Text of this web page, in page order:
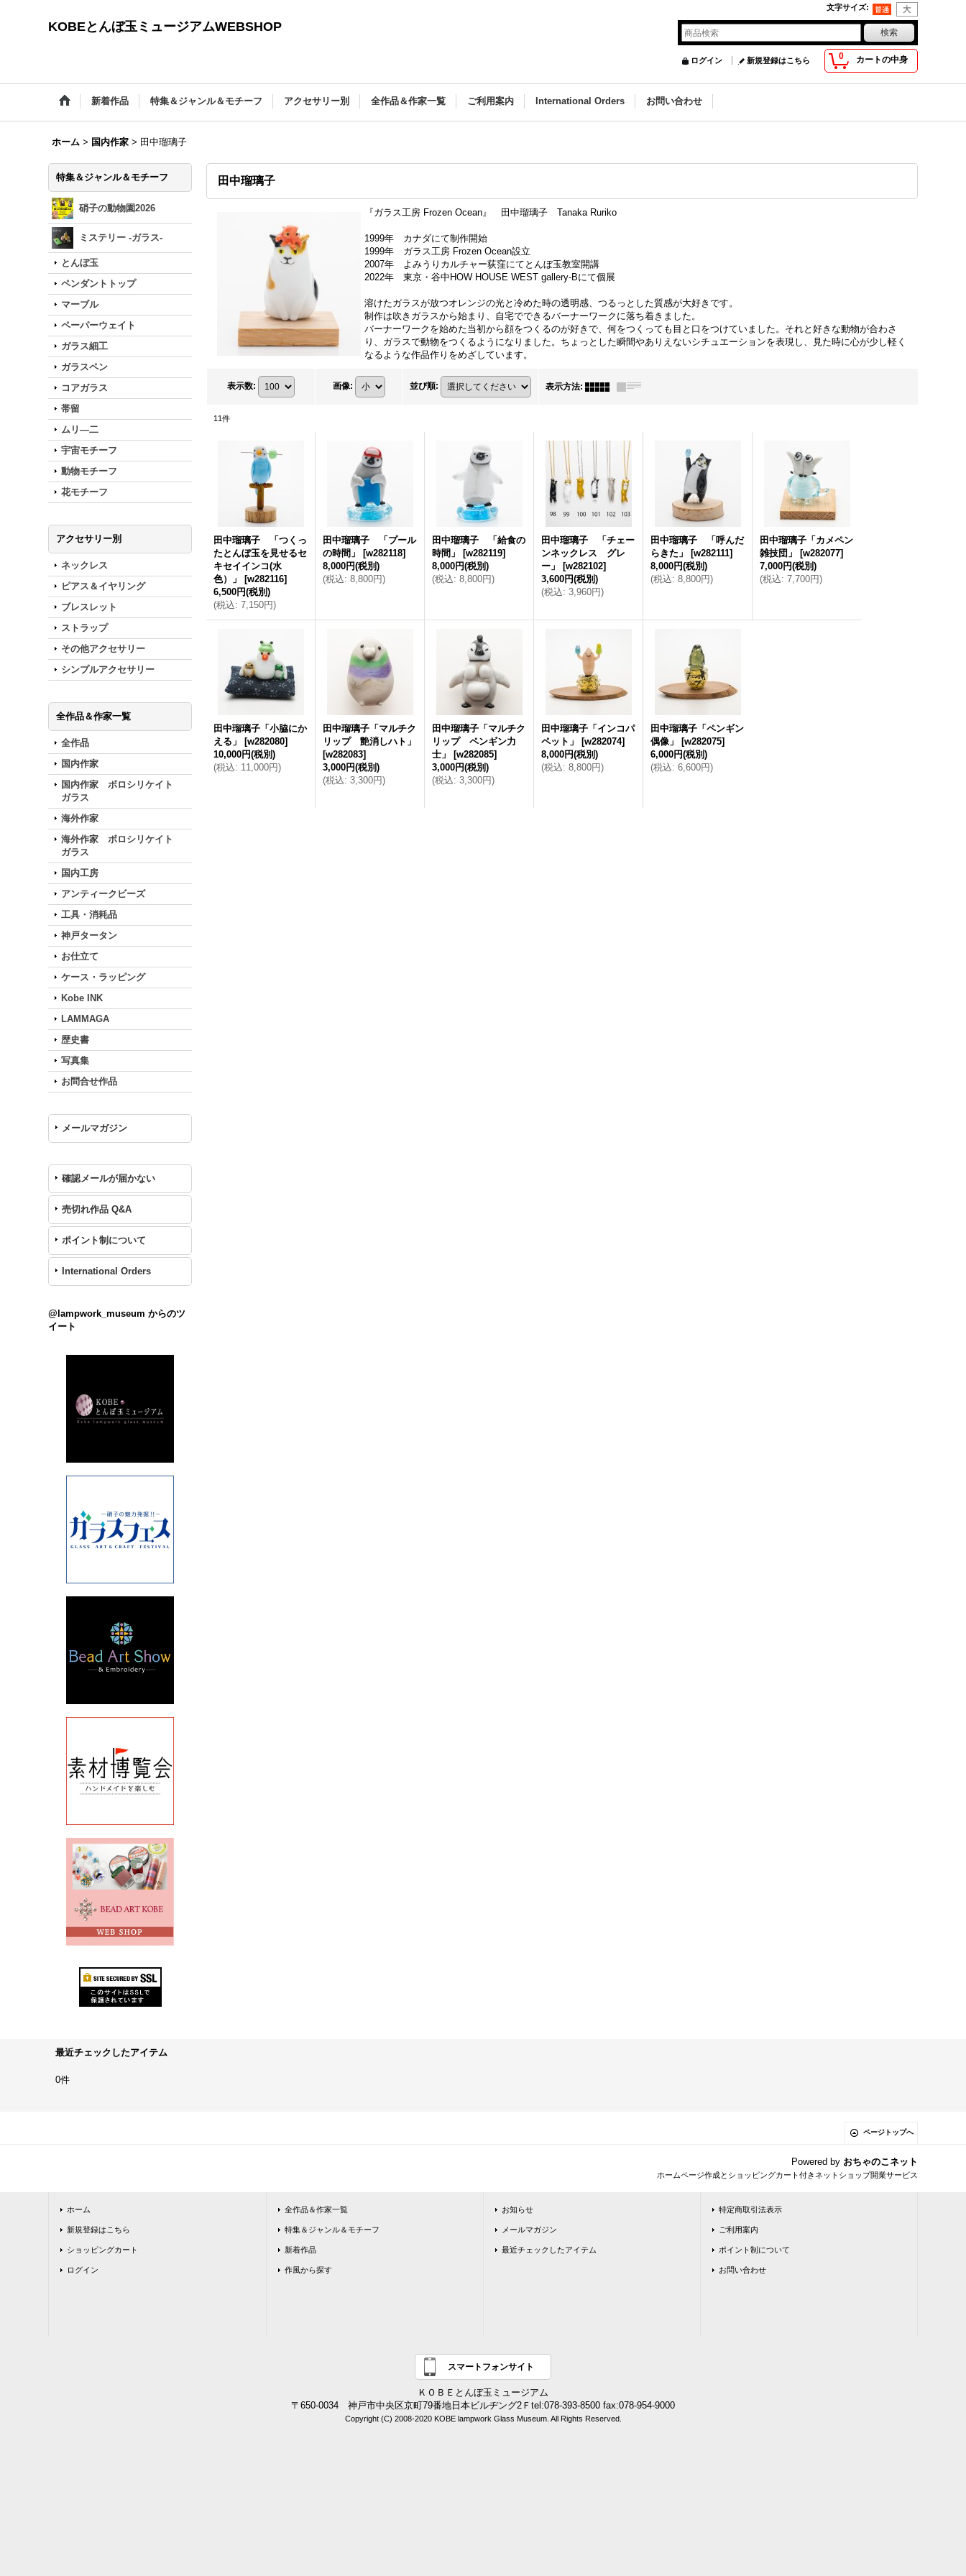
文字サイズ:
KOBEとんぼ玉ミュージアムWEBSHOP
0 カートの中身
ログイン 新規登録はこちら
新着作品 特集＆ジャンル＆モチーフ アクセサリー別 全作品＆作家一覧 ご利用案内 International Orders お問い合わせ
ホーム > 国内作家 > 田中瑠璃子
特集＆ジャンル＆モチーフ
硝子の動物園2026
ミステリー -ガラス-
とんぼ玉
ペンダントトップ
マーブル
ペーパーウェイト
ガラス細工
ガラスペン
コアガラス
帯留
ムリ―二
宇宙モチーフ
動物モチーフ
花モチーフ
アクセサリー別
ネックレス
ピアス＆イヤリング
ブレスレット
ストラップ
その他アクセサリー
シンプルアクセサリー
全作品＆作家一覧
全作品
国内作家
国内作家 ボロシリケイト
ガラス
海外作家
海外作家 ボロシリケイト
ガラス
国内工房
アンティークビーズ
工具・消耗品
神戸タータン
お仕立て
ケース・ラッピング
Kobe INK
LAMMAGA
歴史書
写真集
お問合せ作品
メールマガジン
確認メールが届かない
売切れ作品 Q&A
ポイント制について
International Orders
@lampwork_museum からのツ
イート
田中瑠璃子
『ガラス工房 Frozen Ocean』 田中瑠璃子 Tanaka Ruriko
1999年 カナダにて制作開始
1999年 ガラス工房 Frozen Ocean設立
2007年 よみうりカルチャー荻窪にてとんぼ玉教室開講
2022年 東京・谷中HOW HOUSE WEST gallery-Bにて個展
溶けたガラスが放つオレンジの光と冷めた時の透明感、つるっとした質感が大好きです。
制作は吹きガラスから始まり、自宅でできるバーナーワークに落ち着きました。
バーナーワークを始めた当初から顔をつくるのが好きで、何をつくっても目と口をつけていました。それと好きな動物が合わさ
り、ガラスで動物をつくるようになりました。ちょっとした瞬間やありえないシチュエーションを表現し、見た時に心が少し軽く
なるような作品作りをめざしています。
表示数: 画像: 並び順: 表示方法:
11件
田中瑠璃子 「つくっ
たとんぼ玉を見せるセ
キセイインコ(水
色）」
[w282116]
6,500円(税別)
(税込: 7,150円)
田中瑠璃子 「プール
の時間」
[w282118]
8,000円(税別)
(税込: 8,800円)
田中瑠璃子 「給食の
時間」
[w282119]
8,000円(税別)
(税込: 8,800円)
田中瑠璃子 「チェー
ンネックレス グレ
ー」
[w282102]
3,600円(税別)
(税込: 3,960円)
田中瑠璃子 「呼んだ
らきた」
[w282111]
8,000円(税別)
(税込: 8,800円)
田中瑠璃子「カメペン
雑技団」
[w282077]
7,000円(税別)
(税込: 7,700円)
田中瑠璃子「小脇にか
える」
[w282080]
10,000円(税別)
(税込: 11,000円)
田中瑠璃子「マルチク
リップ 艶消しハト」
[w282083]
3,000円(税別)
(税込: 3,300円)
田中瑠璃子「マルチク
リップ ペンギン力
士」
[w282085]
3,000円(税別)
(税込: 3,300円)
田中瑠璃子「インコパ
ペット」
[w282074]
8,000円(税別)
(税込: 8,800円)
田中瑠璃子「ペンギン
偶像」
[w282075]
6,000円(税別)
(税込: 6,600円)
最近チェックしたアイテム
0件
ページトップへ
Powered by おちゃのこネット
ホームページ作成とショッピングカート付きネットショップ開業サービス
ホーム
新規登録はこちら
ショッピングカート
ログイン
全作品＆作家一覧
特集＆ジャンル＆モチーフ
新着作品
作風から探す
お知らせ
メールマガジン
最近チェックしたアイテム
特定商取引法表示
ご利用案内
ポイント制について
お問い合わせ
スマートフォンサイト
ＫＯＢＥとんぼ玉ミュージアム
〒650-0034 神戸市中央区京町79番地日本ビルヂング2Ｆtel:078-393-8500 fax:078-954-9000
Copyright (C) 2008-2020 KOBE lampwork Glass Museum. All Rights Reserved.